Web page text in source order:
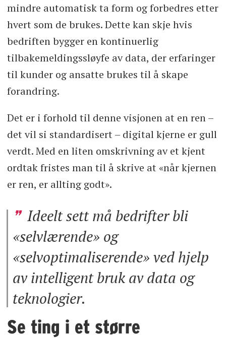
mindre automatisk ta form og forbedres etter
hvert som de brukes. Dette kan skje hvis
bedriften bygger en kontinuerlig
tilbakemeldingssløyfe av data, der erfaringer
til kunder og ansatte brukes til å skape
forandring.
Det er i forhold til denne visjonen at en ren –
det vil si standardisert – digital kjerne er gull
verdt. Med en liten omskrivning av et kjent
ordtak fristes man til å skrive at «når kjernen
er ren, er allting godt».
Ideelt sett må bedrifter bli
«selvlærende» og
«selvoptimaliserende» ved hjelp
av intelligent bruk av data og
teknologier.
Se ting i et større